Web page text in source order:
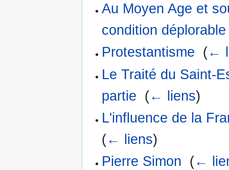
Au Moyen Age et
condition déplorable
Protestantisme (←
Le Traité du Saint-
partie (← liens)
L'influence de la
(← liens)
Pierre Simon (←